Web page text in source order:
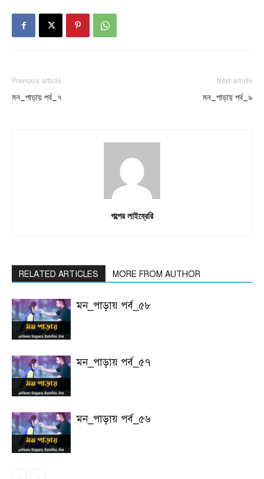
Previous article
মন_পাড়ায় পর্ব_৭
Next article
মন_পাড়ায় পর্ব_৯
গল্পের লাইব্রেরি
RELATED ARTICLES MORE FROM AUTHOR
মন_পাড়ায় পর্ব_৫৮
মন_পাড়ায় পর্ব_৫৭
মন_পাড়ায় পর্ব_৫৬